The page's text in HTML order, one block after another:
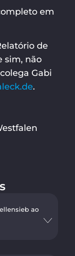
em
de
sim, não
Gabi
.
ao